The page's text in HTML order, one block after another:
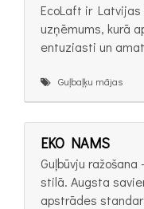
EcoLaft ir Latvijas
uzņēmums, kurā
entuziasti un
Guļbaļķu mājas
EKO NAMS
Guļbūvju
stilā. Augsta
apstrādes